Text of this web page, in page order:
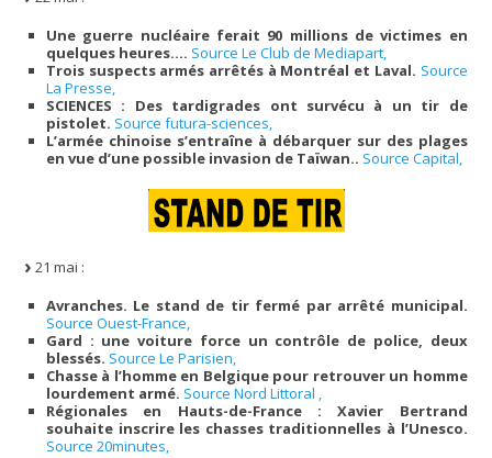
Une guerre nucléaire ferait 90 millions de victimes en
quelques heures…. Source Le Club de Mediapart,
Trois suspects armés arrêtés à Montréal et Laval. Source
La Presse,
SCIENCES : Des tardigrades ont survécu à un tir de
pistolet. Source futura-sciences,
L’armée chinoise s’entraîne à débarquer sur des plages
en vue d’une possible invasion de Taïwan.. Source Capital,
21 mai :
Avranches. Le stand de tir fermé par arrêté municipal.
Source Ouest-France,
Gard : une voiture force un contrôle de police, deux
blessés. Source Le Parisien,
Chasse à l’homme en Belgique pour retrouver un homme
lourdement armé. Source Nord Littoral ,
Régionales en Hauts-de-France : Xavier Bertrand
souhaite inscrire les chasses traditionnelles à l’Unesco.
Source 20minutes,